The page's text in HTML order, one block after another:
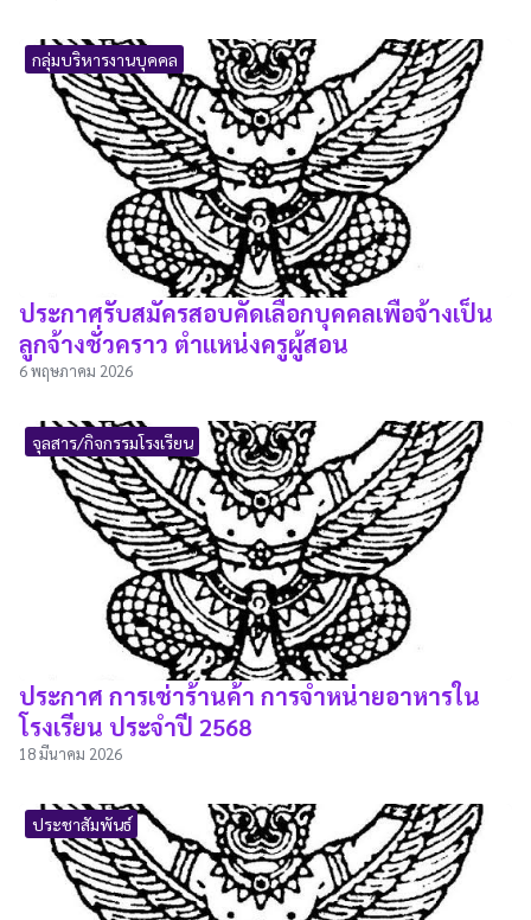
กลุ่มบริหารงานบุคคล
ประกาศรับสมัครสอบคัดเลือกบุคคลเพื่อจ้างเป็น
ลูกจ้างชั่วคราว ตำแหน่งครูผู้สอน
6 พฤษภาคม 2026
จุลสาร/กิจกรรมโรงเรียน
ประกาศ การเช่าร้านค้า การจำหน่ายอาหารใน
โรงเรียน ประจำปี 2568
18 มีนาคม 2026
ประชาสัมพันธ์